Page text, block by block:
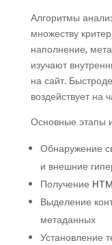
Алгоритмы
множеству
наполнение,
изучают
на сайт.
воздействует на
Основные этапы
Обнаружение
и внешние
Получение
Выделение
метаданных
Установление